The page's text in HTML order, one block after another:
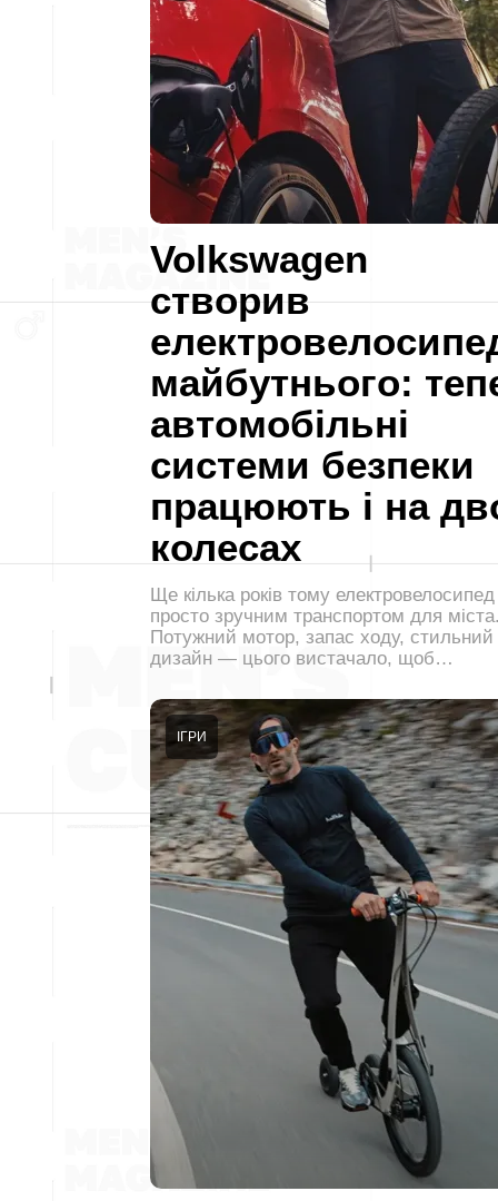
Volkswagen
створив
майбутнього:
автомобільні
системи безпеки
працюють і на
колесах
Ще кілька років тому
просто зручним транспортом для
Потужний мотор, запас ходу, стильний
дизайн — цього вистачало, щоб…
ІГРИ